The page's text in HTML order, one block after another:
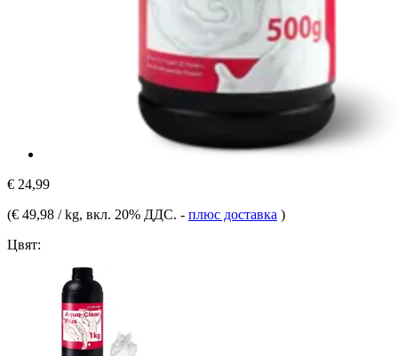
€ 24,99
(€ 49,98 / kg, вкл. 20% ДДС. - плюс доставка )
Цвят: